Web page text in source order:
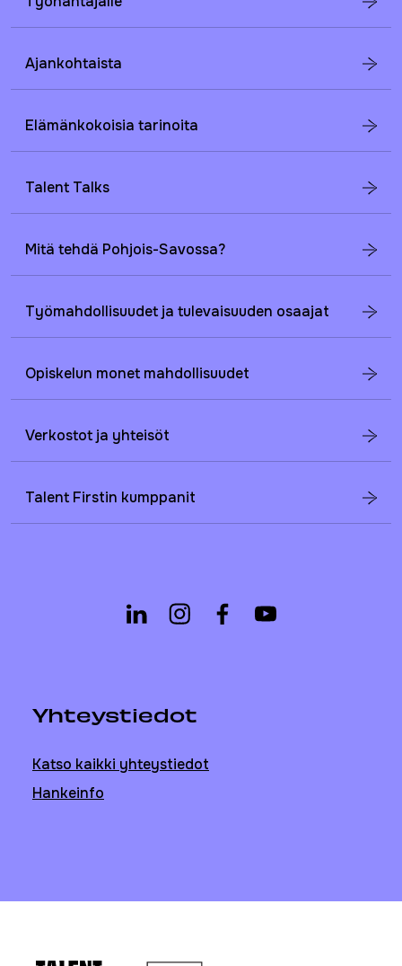
Ajankohtaista
Elämänkokoisia tarinoita
Talent Talks
Mitä tehdä Pohjois-Savossa?
Työmahdollisuudet ja tulevaisuuden osaajat
Opiskelun monet mahdollisuudet
Verkostot ja yhteisöt
Talent Firstin kumppanit
Yhteystiedot
Katso kaikki yhteystiedot
Hankeinfo